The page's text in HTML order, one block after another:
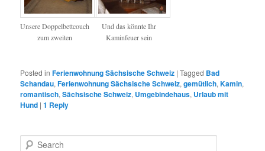
Unsere Doppelbettcouch
zum zweiten
Und das könnte Ihr
Kaminfeuer sein
Posted in Ferienwohnung Sächsische Schweiz |Tagged Bad
Schandau,Ferienwohnung Sächsische Schweiz,gemütlich,Kamin,
romantisch,Sächsische Schweiz, Umgebindehaus, Urlaub mit
Hund |1 Reply
Search